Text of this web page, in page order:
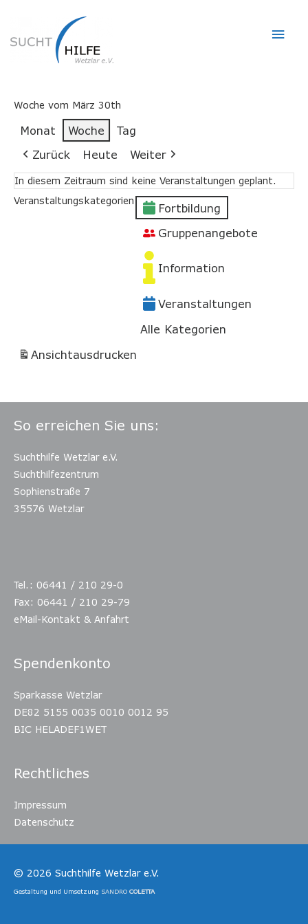
Woche vom März 30th
Monat Woche
Tag
Zurück
Heute Weiter
In diesem Zeitraum sind keine Veranstaltungen geplant.
Veranstaltungskategorien
Fortbildung
Gruppenangebote
Information
Veranstaltungen
Alle Kategorien
Ansichtausdrucken
So erreichen Sie uns:
Suchthilfe Wetzlar e.V.
Suchthilfezentrum
Sophienstraße 7
35576 Wetzlar
Tel.: 06441 / 210 29-0
Fax: 06441 / 210 29-79
eMail-Kontakt & Anfahrt
Spendenkonto
Sparkasse Wetzlar
DE82 5155 0035 0010 0012 95
BIC HELADEF1WET
Rechtliches
Impressum
Datenschutz
© 2026 Suchthilfe Wetzlar e.V.
Gestaltung und Umsetzung SANDRO COLETTA